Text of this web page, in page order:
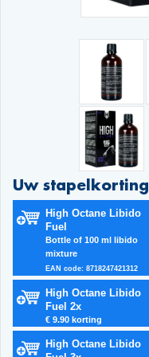
Uw stapelkorting
High Octane Libido
Fuel
Bottle of 100 ml libido
mixture
EAN code: 8718247421312
High Octane Libido
Fuel 2x
€ 9.90 korting
High Octane Libido